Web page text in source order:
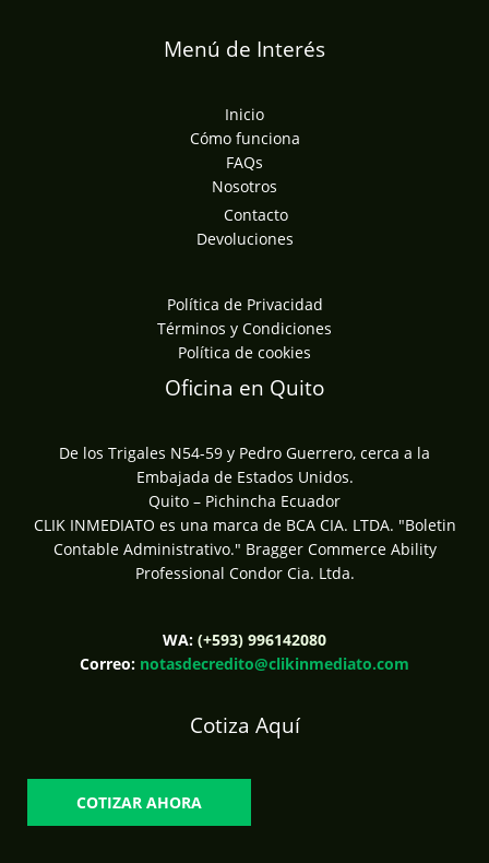
Menú de Interés
Inicio
Cómo funciona
FAQs
Nosotros
Contacto
Devoluciones
Política de Privacidad
Términos y Condiciones
Política de cookies
Oficina en Quito
De los Trigales N54-59 y Pedro Guerrero, cerca a la
Embajada de Estados Unidos.
Quito – Pichincha Ecuador
CLIK INMEDIATO es una marca de BCA CIA. LTDA. "Boletin
Contable Administrativo." Bragger Commerce Ability
Professional Condor Cia. Ltda.
WA: (+593) 996142080
Correo: notasdecredito@clikinmediato.com
Cotiza Aquí
COTIZAR AHORA